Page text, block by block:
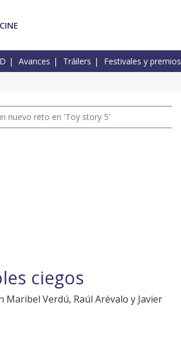
CINE
Avances Tráilers Festivales y premios
nuevo reto en 'Toy story 5'
ciegos
Maribel Verdú, Raúl Arévalo y Javier